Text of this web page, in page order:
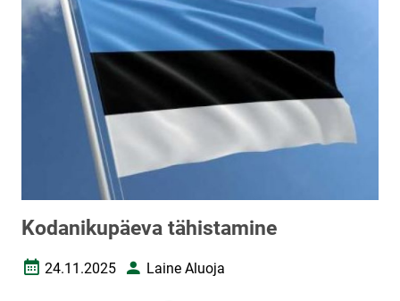
Kodanikupäeva tähistamine
Loomise kuupäev
24.11.2025 AutorLaine Aluoja